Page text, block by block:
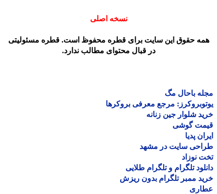
نسخه اصلی
حقوق این سایت برای قطره محفوظ است. قطره مسئولیتی
در قبال محتوای مطالب ندارد.
باحال مگ
مرجع معرفی بروکرها
شلوار جین زنانه
گوشی
پدیا
سایت در مشهد
نوزاد
تلگرام و تلگرام طلایی
ممبر تلگرام بدون ریزش